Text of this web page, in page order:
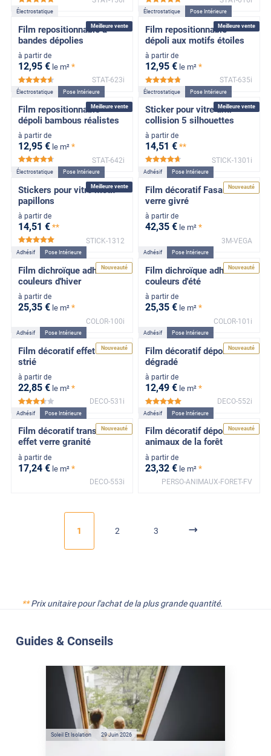
Meilleure vente
Électrostatique
Film repositionnable à
bandes dépolies
à partir de
12,95 € le m² *
*****
STAT-623i
Meilleure vente
Électrostatique Pose Intérieure
Film repositionnable
dépoli aux motifs étoiles
à partir de
12,95 € le m² *
*****
STAT-635i
Meilleure vente
Électrostatique Pose Intérieure
Film repositionnable
dépoli bambous réalistes
à partir de
12,95 € le m² *
*****
STAT-642i
Meilleure vente
Électrostatique Pose Intérieure
Sticker pour vitre anti-
collision 5 silhouettes
à partir de
14,51 € **
*****
STICK-1301i
Meilleure vente
Électrostatique Pose Intérieure
Stickers pour vitre motif
papillons
à partir de
14,51 €**
STICK-1312
Nouveauté
Adhésif Pose Intérieure
Film décoratif Fasara 3M
verre givré
à partir de
42,35 € le m² *
3M-VEGA
Nouveauté
Adhésif Pose Intérieure
Film dichroïque adhésif
couleurs d'hiver
à partir de
25,35 € le m² *
COLOR-100i
Nouveauté
Adhésif Pose Intérieure
Film dichroïque adhésif
couleurs d'été
à partir de
25,35 € le m² *
COLOR-101i
Nouveauté
Adhésif Pose Intérieure
Film décoratif effet verre
strié
à partir de
22,85 € le m² *
*****
DECO-531i
Nouveauté
Adhésif Pose Intérieure
Film décoratif dépoli
dégradé
à partir de
12,49 € le m² *
DECO-552i
Nouveauté
Adhésif Pose Intérieure
Film décoratif translucide
effet verre granité
à partir de
17,24 € le m² *
DECO-553i
Nouveauté
Adhésif Pose Intérieure
Film décoratif dépoli motif
animaux de la forêt
à partir de
23,32 € le m² *
PERSO-ANIMAUX-FORET-FV
1 2 3
**Prix unitaire pour l'achat de la plus grande quantité.
Guides & Conseils
Véranda et Velux : Comment
bloquer jusqu'à 80% de
l'énergie solaire sans
climatisation ?
Soleil Et Isolation 29 Juin 2026